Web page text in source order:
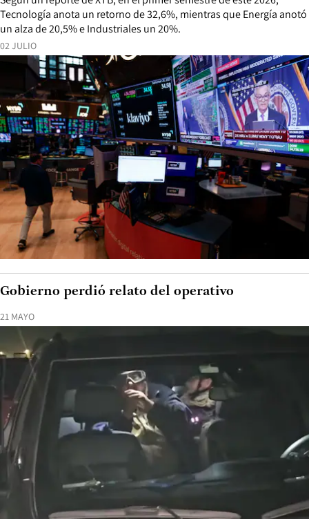
02 JULIO
Tecnología anota un retorno de 32,6%, mientras que Energía anotó
un alza de 20,5% e Industriales un 20%.
21 MAYO
Gobierno perdió relato del operativo